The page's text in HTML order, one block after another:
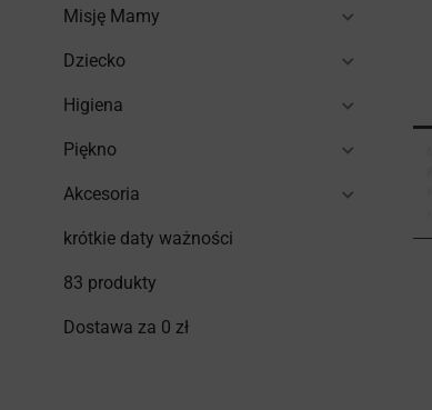
Misję Mamy
Dziecko
Higiena
Piękno
Akcesoria
krótkie daty ważności
83 produkty
Dostawa za 0 zł